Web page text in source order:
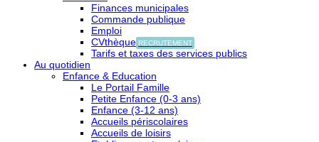
Finances municipales
Commande publique
Emploi
CVthèque RECRUTEMENT
Tarifs et taxes des services publics
Au quotidien
Enfance & Education
Le Portail Famille
Petite Enfance (0-3 ans)
Enfance (3-12 ans)
Accueils périscolaires
Accueils de loisirs